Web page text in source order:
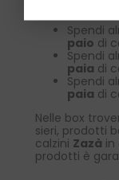
Spendi
paio di
Spendi
paia di
Spendi
paia di
Nelle box
sieri, prodotti
calzini Zazà in
prodotti è